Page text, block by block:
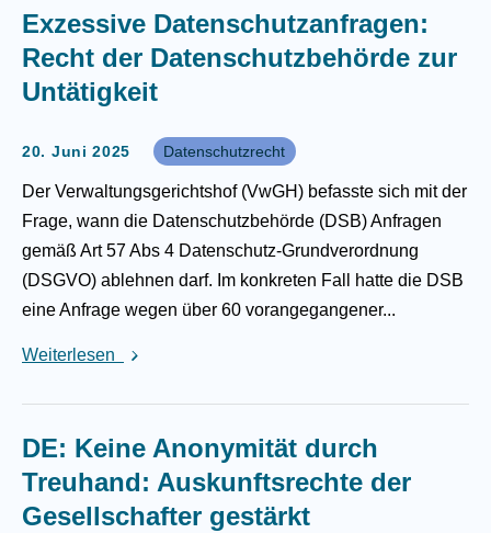
Exzessive Datenschutzanfragen:
Recht der Datenschutzbehörde zur
Untätigkeit
20. Juni 2025 Datenschutzrecht
Der Verwaltungsgerichtshof (VwGH) befasste sich mit der
Frage, wann die Datenschutzbehörde (DSB) Anfragen
gemäß Art 57 Abs 4 Datenschutz-Grundverordnung
(DSGVO) ablehnen darf. Im konkreten Fall hatte die DSB
eine Anfrage wegen über 60 vorangegangener...
Weiterlesen
DE: Keine Anonymität durch
Treuhand: Auskunftsrechte der
Gesellschafter gestärkt